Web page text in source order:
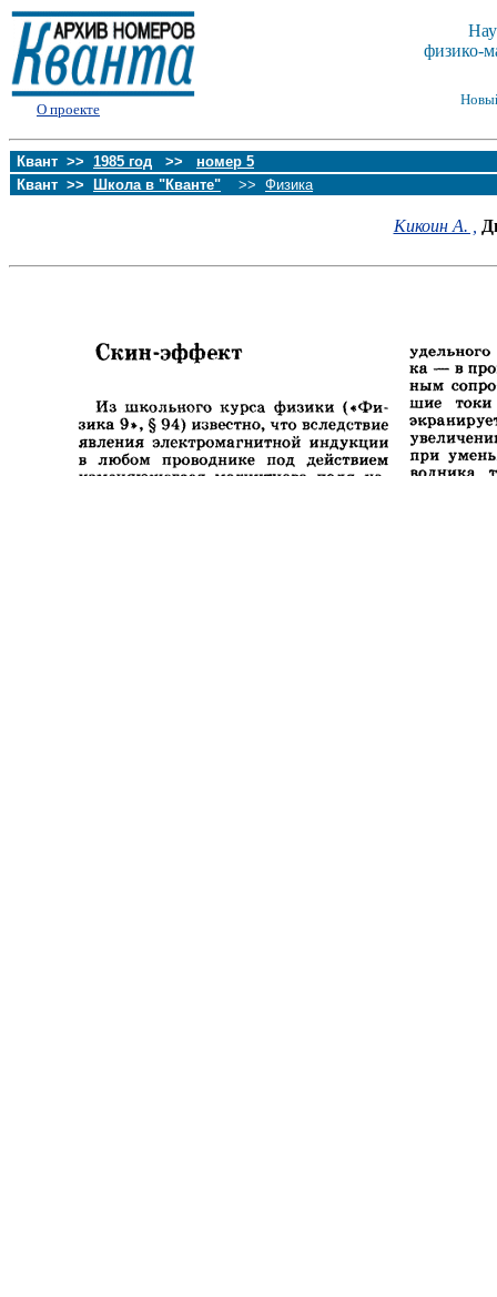
О проекте
физико-
Квант >> 1985 год >> номер 5
Квант >>
Школа в "Кванте" >> Физика
Кикоин А. ,